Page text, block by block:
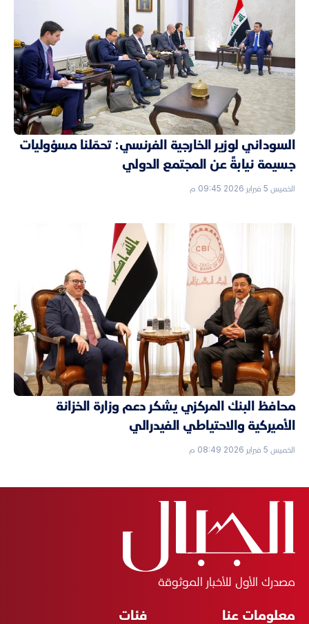
السوداني لوزير الخارجية الفرنسي: تحمّلنا مسؤوليات
جسيمة نيابةً عن المجتمع الدولي
الخميس 5 فبراير 2026 09:45 م
محافظ البنك المركزي يشكر دعم وزارة الخزانة
الأميركية والاحتياطي الفيدرالي
الخميس 5 فبراير 2026 08:49 م
مصدرك الأول للأخبار الموثوقة
معلومات عنا فئات